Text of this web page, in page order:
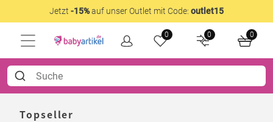
Jetzt -15%auf unser Outlet mit Code: outlet15
0 0 0
Topseller